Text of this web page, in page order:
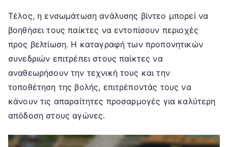
Τέλος, η ενσωμάτωση ανάλυσης βίντεο μπορεί να
βοηθήσει τους παίκτες να εντοπίσουν περιοχές
προς βελτίωση. Η καταγραφή των προπονητικών
συνεδριών επιτρέπει στους παίκτες να
αναθεωρήσουν την τεχνική τους και την
τοποθέτηση της βολής, επιτρέποντάς τους να
κάνουν τις απαραίτητες προσαρμογές για καλύτερη
απόδοση στους αγώνες.